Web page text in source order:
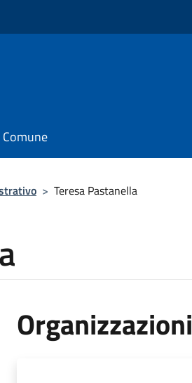
> Teresa Pastanella
Organizzazioni